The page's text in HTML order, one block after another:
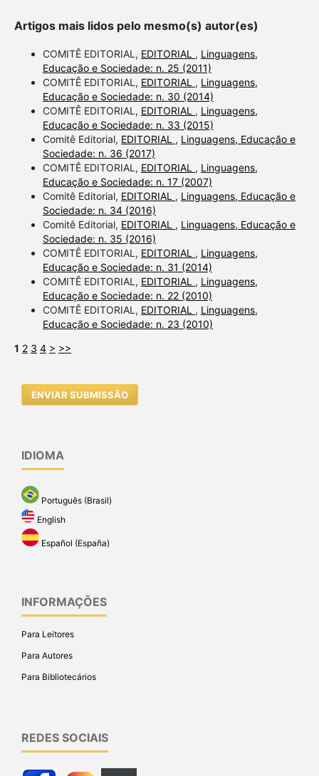
Artigos mais lidos pelo mesmo(s) autor(es)
COMITÊ EDITORIAL, EDITORIAL , Linguagens,
Educação e Sociedade: n. 25 (2011)
COMITÊ EDITORIAL, EDITORIAL , Linguagens,
Educação e Sociedade: n. 30 (2014)
COMITÊ EDITORIAL, EDITORIAL , Linguagens,
Educação e Sociedade: n. 33 (2015)
Comitê Editorial, EDITORIAL , Linguagens, Educação e
Sociedade: n. 36 (2017)
COMITÊ EDITORIAL, EDITORIAL , Linguagens,
Educação e Sociedade: n. 17 (2007)
Comitê Editorial, EDITORIAL , Linguagens, Educação e
Sociedade: n. 34 (2016)
Comitê Editorial, EDITORIAL , Linguagens, Educação e
Sociedade: n. 35 (2016)
COMITÊ EDITORIAL, EDITORIAL , Linguagens,
Educação e Sociedade: n. 31 (2014)
COMITÊ EDITORIAL, EDITORIAL , Linguagens,
Educação e Sociedade: n. 22 (2010)
COMITÊ EDITORIAL, EDITORIAL , Linguagens,
Educação e Sociedade: n. 23 (2010)
1 2 3 4 > >>
ENVIAR SUBMISSÃO
IDIOMA
Português (Brasil)
English
Español (España)
INFORMAÇÕES
Para Leitores
Para Autores
Para Bibliotecários
REDES SOCIAIS